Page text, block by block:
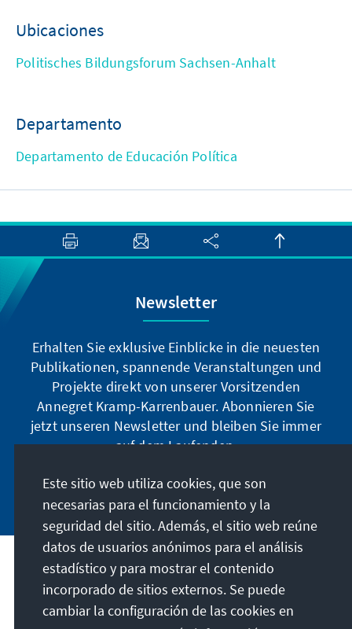
Ubicaciones
Politisches Bildungsforum Sachsen-Anhalt
Departamento
Departamento de Educación Política
Newsletter
Erhalten Sie exklusive Einblicke in die neuesten
Publikationen, spannende Veranstaltungen und
Projekte direkt von unserer Vorsitzenden
Annegret Kramp-Karrenbauer. Abonnieren Sie
jetzt unseren Newsletter und bleiben Sie immer
auf dem Laufenden.
Jetzt abonnieren
Nuestra misión
Contacto
Este sitio web utiliza cookies, que son
necesarias para el funcionamiento y la
seguridad del sitio. Además, el sitio web reúne
datos de usuarios anónimos para el análisis
estadístico y para mostrar el contenido
incorporado de sitios externos. Se puede
cambiar la configuración de las cookies en